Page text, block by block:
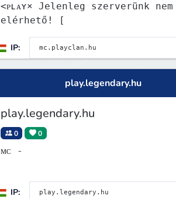
<ᴘʟᴀʏ× Jelenleg szerverünk nem
elérhető! [
IP:
play.legendary.hu
play.legendary.hu
0 0
ᴍᴄ -
IP: